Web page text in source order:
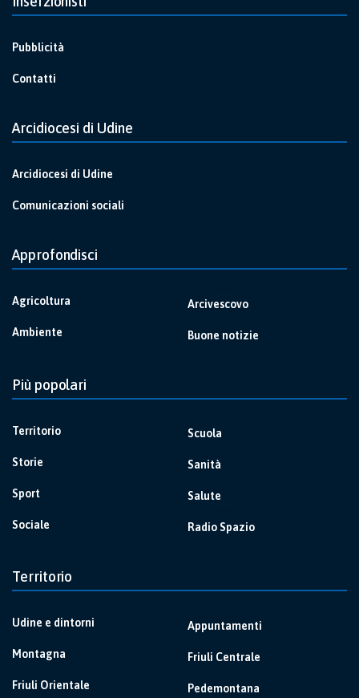
Pubblicità
Contatti
Arcidiocesi di Udine
Arcidiocesi di Udine
Comunicazioni sociali
Approfondisci
Agricoltura
Ambiente
Arcivescovo
Buone notizie
Più popolari
Territorio
Storie
Sport
Sociale
Scuola
Sanità
Salute
Radio Spazio
Territorio
Udine e dintorni
Montagna
Friuli Orientale
Appuntamenti
Friuli Centrale
Pedemontana